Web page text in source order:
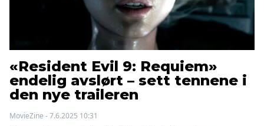
«Resident Evil 9: Requiem»
endelig avslørt – sett tennene i
den nye traileren
MovieZine - 7.6.2025 10:31